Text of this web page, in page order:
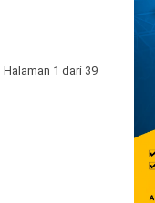
Halaman 1 dari 39